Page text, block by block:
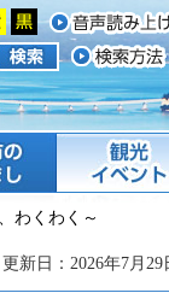
まし 観光 イベント
わくわく～
更新日：2026年7月29